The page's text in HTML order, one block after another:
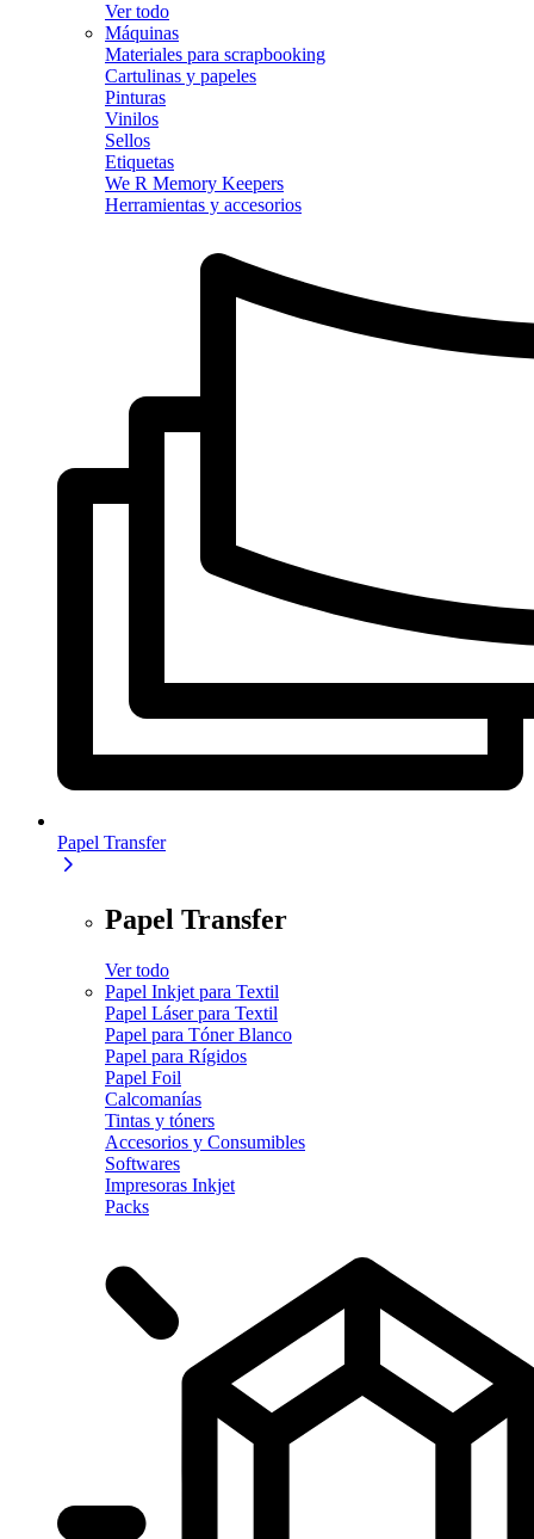
Ver todo
Máquinas
Materiales para scrapbooking
Cartulinas y papeles
Pinturas
Vinilos
Sellos
Etiquetas
We R Memory Keepers
Herramientas y accesorios
Papel Transfer
Papel Transfer
Ver todo
Papel Inkjet para Textil
Papel Láser para Textil
Papel para Tóner Blanco
Papel para Rígidos
Papel Foil
Calcomanías
Tintas y tóners
Accesorios y Consumibles
Softwares
Impresoras Inkjet
Packs